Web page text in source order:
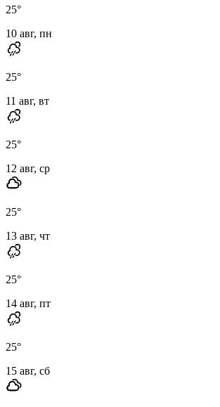
25°
10 авг, пн
25°
11 авг, вт
25°
12 авг, ср
25°
13 авг, чт
25°
14 авг, пт
25°
15 авг, сб